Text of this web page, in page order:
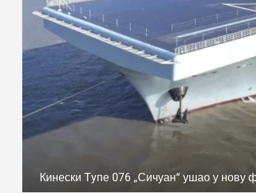
Кинески Тyпе 076 „Сичуан“ ушао у нову